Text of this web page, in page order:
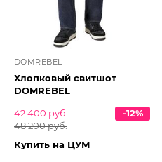
DOMREBEL
Хлопковый свитшот
DOMREBEL
42 400 руб.
48 200 руб.
-12%
Купить на ЦУМ